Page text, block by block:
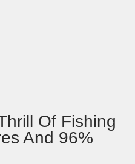
Of Fishing
And 96%